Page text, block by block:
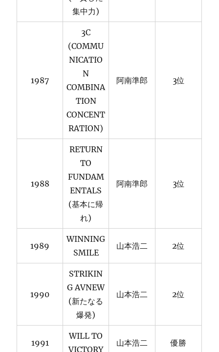
集中力)
1987
3C
(COMMU
NICATIO
N
COMBINA
TION
CONCENT
RATION)
阿南準郎 3位
1988
RETURN
TO
FUNDAM
ENTALS
(基本に帰
れ)
阿南準郎 3位
1989
WINNING
SMILE
山本浩二 2位
1990
STRIKIN
G AVNEW
(新たなる
爆発)
山本浩二 2位
1991
WILL TO
VICTORY
山本浩二 優勝